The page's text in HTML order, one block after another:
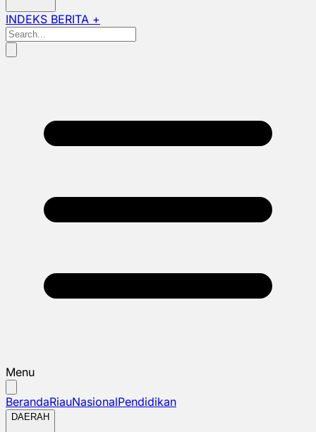
INDEKS BERITA +
Menu
BerandaRiauNasionalPendidikan
DAERAH